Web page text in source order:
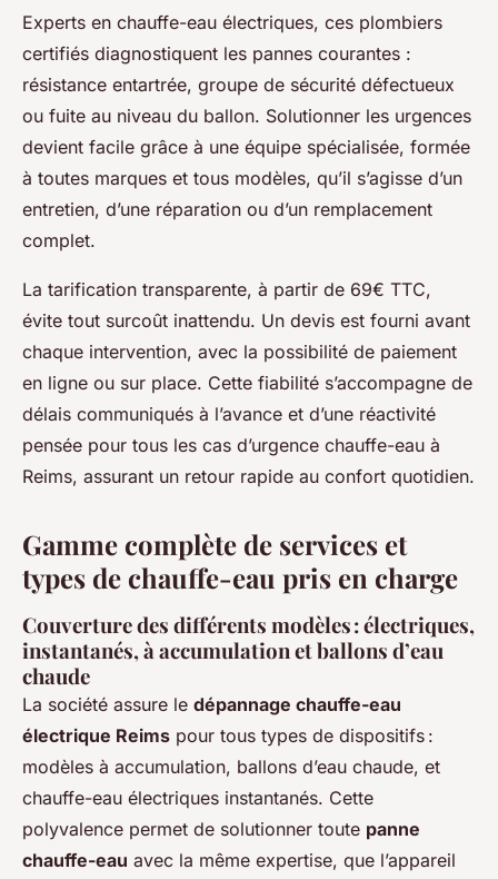
Experts en chauffe-eau électriques, ces plombiers
certifiés diagnostiquent les pannes courantes :
résistance entartrée, groupe de sécurité défectueux
ou fuite au niveau du ballon. Solutionner les urgences
devient facile grâce à une équipe spécialisée, formée
à toutes marques et tous modèles, qu’il s’agisse d’un
entretien, d’une réparation ou d’un remplacement
complet.
La tarification transparente, à partir de 69€ TTC,
évite tout surcoût inattendu. Un devis est fourni avant
chaque intervention, avec la possibilité de paiement
en ligne ou sur place. Cette fiabilité s’accompagne de
délais communiqués à l’avance et d’une réactivité
pensée pour tous les cas d’urgence chauffe-eau à
Reims, assurant un retour rapide au confort quotidien.
Gamme complète de services et
types de chauffe-eau pris en charge
Couverture des différents modèles : électriques,
instantanés, à accumulation et ballons d’eau
chaude
La société assure le dépannage chauffe-eau
électrique Reims pour tous types de dispositifs :
modèles à accumulation, ballons d’eau chaude, et
chauffe-eau électriques instantanés. Cette
polyvalence permet de solutionner toute panne
chauffe-eau avec la même expertise, que l’appareil